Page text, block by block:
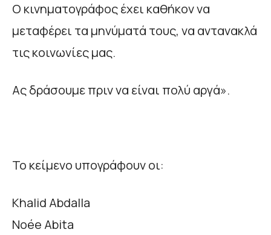
Ο κινηματογράφος έχει καθήκον να
μεταφέρει τα μηνύματά τους, να αντανακλά
τις κοινωνίες μας.
Ας δράσουμε πριν να είναι πολύ αργά».
Το κείμενο υπογράφουν οι:
Khalid Abdalla
Noée Abita